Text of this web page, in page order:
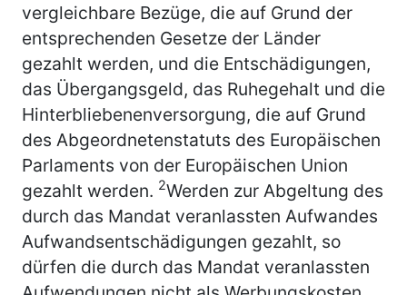
vergleichbare Bezüge, die auf Grund der
entsprechenden Gesetze der Länder
gezahlt werden, und die Entschädigungen,
das Übergangsgeld, das Ruhegehalt und die
Hinterbliebenenversorgung, die auf Grund
des Abgeordnetenstatuts des Europäischen
Parlaments von der Europäischen Union
gezahlt werden. 2Werden zur Abgeltung des
durch das Mandat veranlassten Aufwandes
Aufwandsentschädigungen gezahlt, so
dürfen die durch das Mandat veranlassten